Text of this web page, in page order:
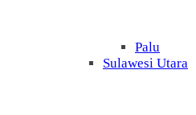
Palu
Sulawesi Utara